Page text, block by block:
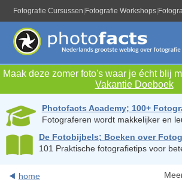
Fotografie Cursussen Fotografie Workshops
Maak deze zomer foto's waar je écht blij
Vakantie Doeboek
Photofacts Academy; 100+
Fotograferen wordt makkelijker en
De Fotobijbels; Boeken over
101 Praktische fotografietips voor
home